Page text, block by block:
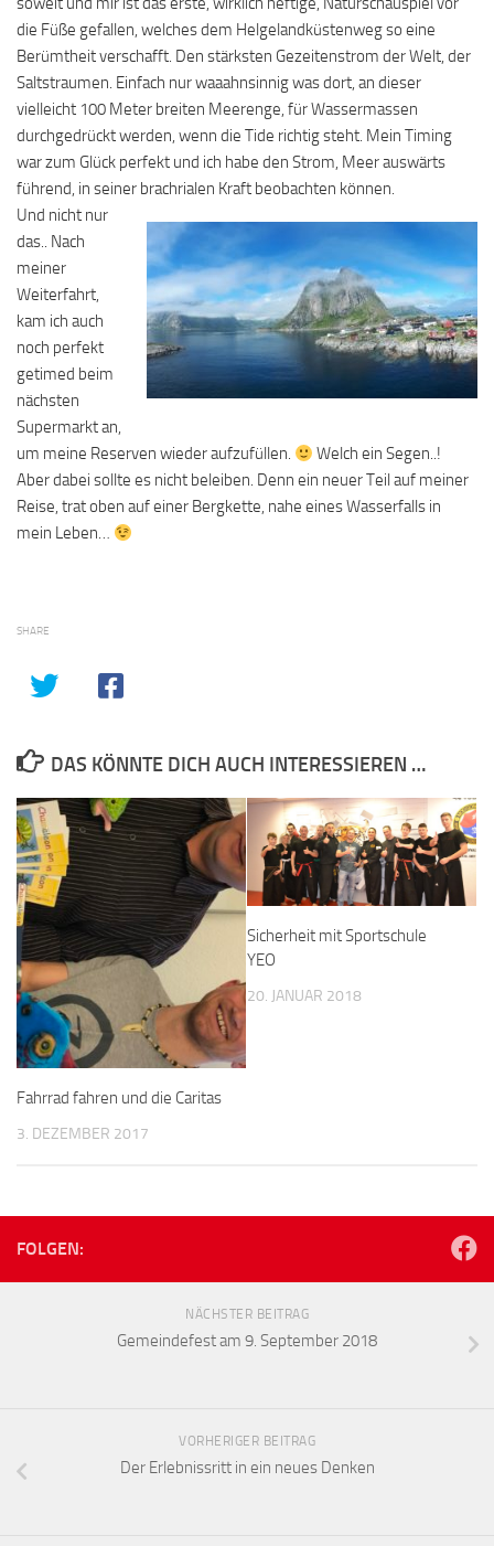
die Füße gefallen, welches dem Helgelandküstenweg so eine
Berümtheit verschafft. Den stärksten Gezeitenstrom der Welt, der
Saltstraumen. Einfach nur waaahnsinnig was dort, an dieser
vielleicht 100 Meter breiten Meerenge, für Wassermassen
durchgedrückt werden, wenn die Tide richtig steht. Mein Timing
war zum Glück perfekt und ich habe den Strom, Meer auswärts
führend, in seiner brachrialen Kraft beobachten können.
Und nicht nur
das.. Nach
meiner
Weiterfahrt,
kam ich auch
noch perfekt
getimed beim
nächsten
Supermarkt an,
um meine Reserven wieder aufzufüllen.
Welch ein Segen..!
Aber dabei sollte es nicht beleiben. Denn ein neuer Teil auf meiner
Reise, trat oben auf einer Bergkette, nahe eines Wasserfalls in
mein Leben…
SHARE
DAS KÖNNTE DICH AUCH INTERESSIEREN …
Fahrrad fahren und die Caritas
3. DEZEMBER 2017
Sicherheit mit Sportschule
YEO
20. JANUAR 2018
FOLGEN:
NÄCHSTER BEITRAG
Gemeindefest am 9. September 2018
VORHERIGER BEITRAG
Der Erlebnissritt in ein neues Denken